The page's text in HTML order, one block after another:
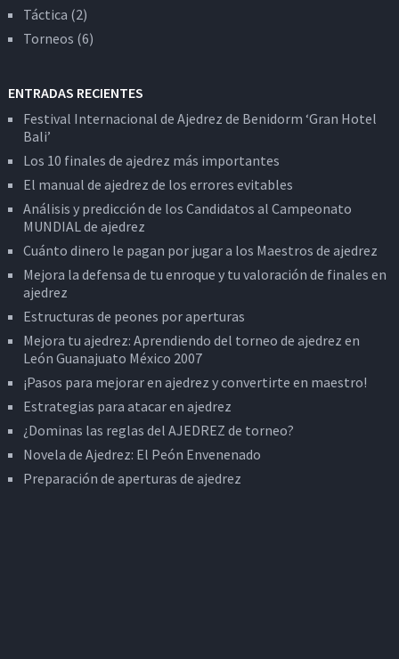
Táctica (2)
Torneos (6)
ENTRADAS RECIENTES
Festival Internacional de Ajedrez de Benidorm ‘Gran Hotel
Bali’
Los 10 finales de ajedrez más importantes
El manual de ajedrez de los errores evitables
Análisis y predicción de los Candidatos al Campeonato
MUNDIAL de ajedrez
Cuánto dinero le pagan por jugar a los Maestros de ajedrez
Mejora la defensa de tu enroque y tu valoración de finales en
ajedrez
Estructuras de peones por aperturas
Mejora tu ajedrez: Aprendiendo del torneo de ajedrez en
León Guanajuato México 2007
¡Pasos para mejorar en ajedrez y convertirte en maestro!
Estrategias para atacar en ajedrez
¿Dominas las reglas del AJEDREZ de torneo?
Novela de Ajedrez: El Peón Envenenado
Preparación de aperturas de ajedrez